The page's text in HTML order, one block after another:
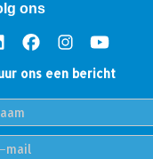
ons
ons een bericht